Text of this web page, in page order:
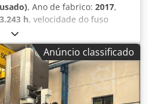
, Ano de fabrico: 2017,
3.243 h, velocidade do fuso
eixo X:
75 monoBLOCK de 5 eixos
equipada com um sistema de
840 D e uma bomba de alta
interno de líquido de
inclui uma sonda de
Anúncio classificado